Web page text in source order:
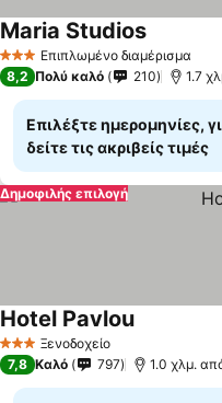
3 ΑστέριαΕπιπλωμένο διαμέρισμα
Maria Studios
8,2 Πολύ καλό 210 1.7
Επιλέξτε ημερομηνίες,
δείτε τις ακριβείς τιμές
Δημοφιλής επιλογή
3 ΑστέριαΞενοδοχείο
Hotel PavlouΕμφάνιση
7,8 Καλό 797 1.0 χλμ.